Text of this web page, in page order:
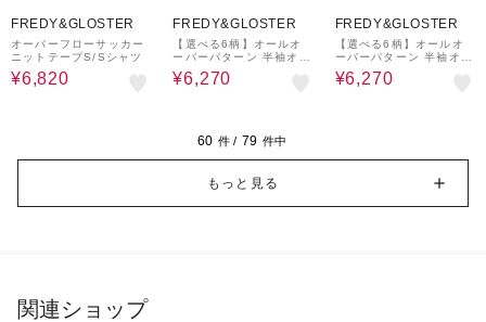
FREDY&GLOSTER
オーバーフローサッカー
ニットテープS/Sシャツ
¥6,820
FREDY&GLOSTER
【選べる6柄】オールオ
ーバーパターン 半袖オー
プンカラーシャツ
¥6,270
FREDY&GLOSTER
【選べる6柄】オールオ
ーバーパターン 半袖オー
プンカラーシャツ
¥6,270
60 件 / 79 件中
もっと見る
関連ショップ